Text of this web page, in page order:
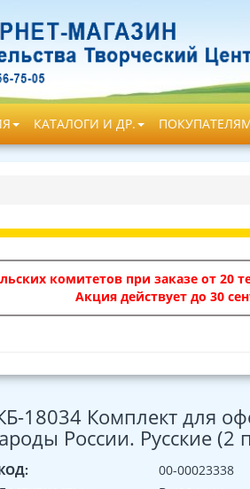
КАТАЛОГИ И ДР.
комитетов при заказе от 20
Акция действует до 30
18034 Комплект для
России. Русские (2
00-00023338